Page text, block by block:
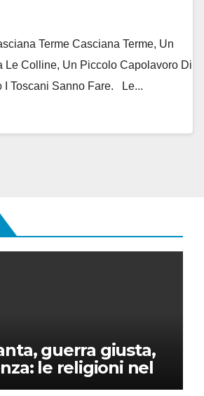
Terme Casciana Terme, Un
Le Colline, Un Piccolo Capolavoro Di
I Toscani Sanno Fare. Le...
guerra giusta,
le religioni nel
mondiale